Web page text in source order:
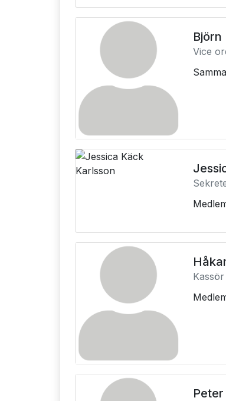
Björn
Vice
Kassör